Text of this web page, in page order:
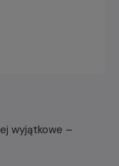
wyjątkowe –